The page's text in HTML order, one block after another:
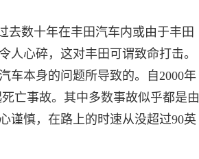
去数十年在丰田汽车内或由于丰田
心碎，这对丰田可谓致命打击。
车本身的问题所导致的。自2000年
亡事故。其中多数事故似乎都是由
谨慎，在路上的时速从没超过90英